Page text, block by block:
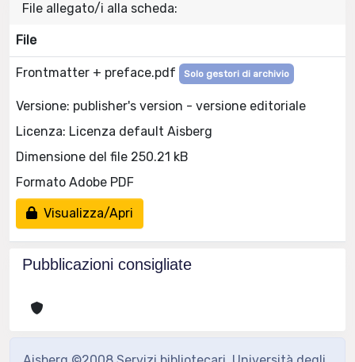
File allegato/i alla scheda:
File
Frontmatter + preface.pdf Solo gestori di archivio
Versione: publisher's version - versione editoriale
Licenza: Licenza default Aisberg
Dimensione del file 250.21 kB
Formato Adobe PDF
Visualizza/Apri
Pubblicazioni consigliate